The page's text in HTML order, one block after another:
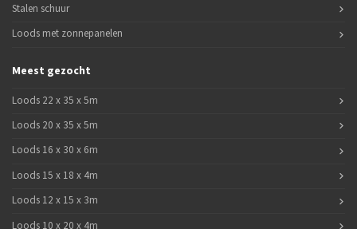
Stalen schuur
Loods met zonnepanelen
Meest gezocht
Loods 22 x 35 x 5m
Loods 20 x 35 x 5m
Loods 16 x 30 x 6m
Loods 15 x 18 x 4m
Loods 12 x 15 x 3m
Loods 10 x 20 x 4m